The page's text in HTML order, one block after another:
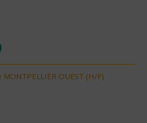
MONTPELLIER OUEST (H/F)